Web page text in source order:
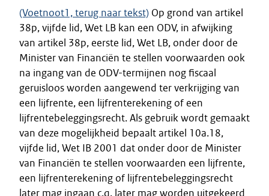
(Voetnoot1, terug naar tekst) Op grond van artikel
38p, vijfde lid, Wet LB kan een ODV, in afwijking
van artikel 38p, eerste lid, Wet LB, onder door de
Minister van Financiën te stellen voorwaarden ook
na ingang van de ODV-termijnen nog fiscaal
geruisloos worden aangewend ter verkrijging van
een lijfrente, een lijfrenterekening of een
lijfrentebeleggingsrecht. Als gebruik wordt gemaakt
van deze mogelijkheid bepaalt artikel 10a.18,
vijfde lid, Wet IB 2001 dat onder door de Minister
van Financiën te stellen voorwaarden een lijfrente,
een lijfrenterekening of lijfrentebeleggingsrecht
later mag ingaan c.q. later mag worden uitgekeerd